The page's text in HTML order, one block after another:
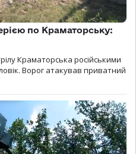
по Краматорську:
Краматорська російськими
Ворог атакував приватний